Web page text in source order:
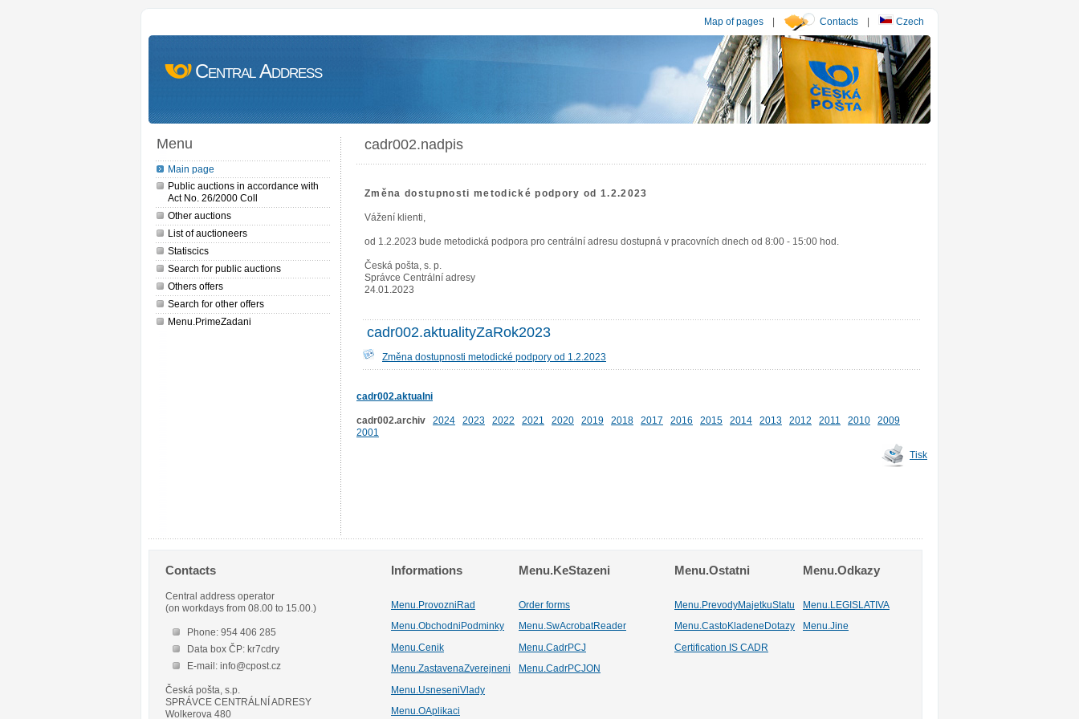
Map of pages | Contacts | Czech
Central Address
Menu
Main page
Public auctions in accordance with
Act No. 26/2000 Coll
Other auctions
List of auctioneers
Statiscics
Search for public auctions
Others offers
Search for other offers
Menu.PrimeZadani
cadr002.nadpis
Změna dostupnosti metodické podpory od 1.2.2023
Vážení klienti,
od 1.2.2023 bude metodická podpora pro centrální adresu dostupná v pracovních dnech od 8:00 - 15:00 hod.
Česká pošta, s. p.
Správce Centrální adresy
24.01.2023
cadr002.aktualityZaRok2023
Změna dostupnosti metodické podpory od 1.2.2023
cadr002.aktualni
cadr002.archiv 2024 2023 2022 2021 2020 2019 2018 2017 2016 2015 2014 2013 2012 2011 2010
2009
2001
Tisk
Contacts
Central address operator
(on workdays from 08.00 to 15.00.)
Phone: 954 406 285
Data box ČP: kr7cdry
E-mail: info@cpost.cz
Česká pošta, s.p.
SPRÁVCE CENTRÁLNÍ ADRESY
Wolkerova 480
Informations Menu.KeStazeni Menu.Ostatni Menu.Odkazy
Menu.ProvozniRad Order forms Menu.PrevodyMajetkuStatu
Menu.LEGISLATIVA
Menu.ObchodniPodminky
Menu.SwAcrobatReader Menu.CastoKladeneDotazy Menu.Jine
Menu.Cenik Menu.CadrPCJ
Certification IS CADR
Menu.ZastavenaZverejneni
Menu.CadrPCJON
Menu.UsneseniVlady
Menu.OAplikaci